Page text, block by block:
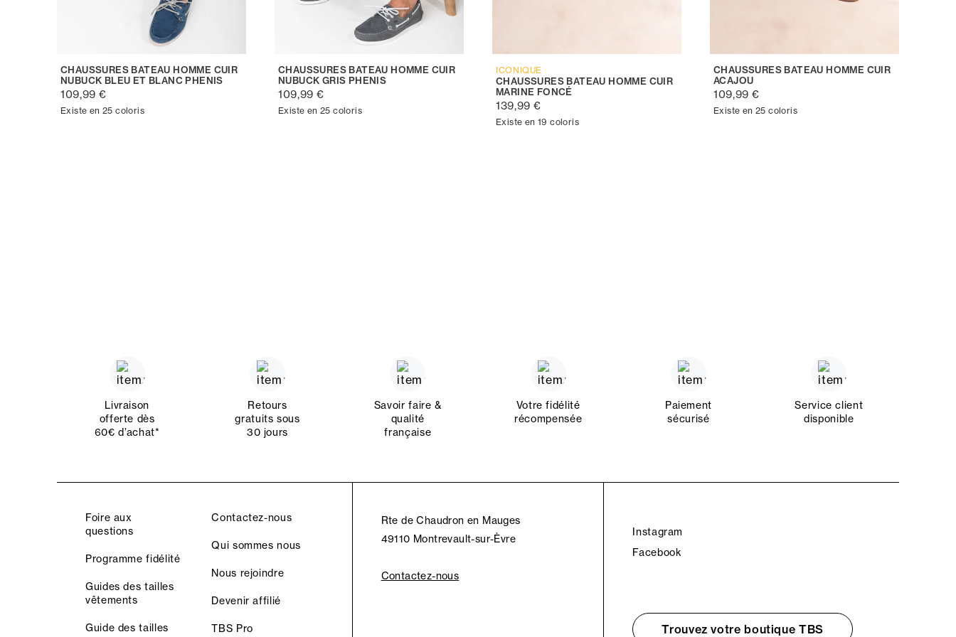
CHAUSSURES BATEAU HOMME CUIR
NUBUCK BLEU ET BLANC PHENIS
109,99 €
Existe en 25 coloris
CHAUSSURES BATEAU HOMME CUIR
NUBUCK GRIS PHENIS
109,99 €
Existe en 25 coloris
ICONIQUE
CHAUSSURES BATEAU HOMME CUIR
MARINE FONCÉ
139,99 €
Existe en 19 coloris
CHAUSSURES BATEAU HOMME CUIR
ACAJOU
109,99 €
Existe en 25 coloris
Livraison
offerte dès
60€ d’achat*
Retours
gratuits sous
30 jours
Savoir faire &
qualité
française
Votre fidélité
récompensée
Paiement
sécurisé
Service client
disponible
Foire aux
questions
Programme fidélité
Guides des tailles
vêtements
Guide des tailles
Contactez-nous
Qui sommes nous
Nous rejoindre
Devenir affilié
TBS Pro
Rte de Chaudron en Mauges
49110 Montrevault-sur-Èvre
Contactez-nous
Instagram
Facebook
Trouvez votre boutique TBS